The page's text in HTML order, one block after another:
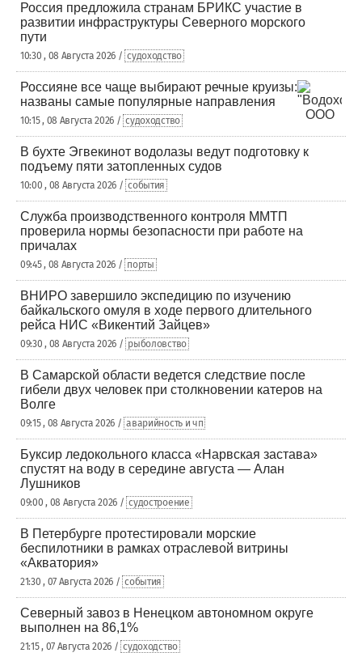
Россия предложила странам БРИКС участие в
развитии инфраструктуры Северного морского
пути
10:30 , 08 Августа 2026 / судоходство
Россияне все чаще выбирают речные круизы:
названы самые популярные направления
10:15 , 08 Августа 2026 / судоходство
В бухте Эгвекинот водолазы ведут подготовку к
подъему пяти затопленных судов
10:00 , 08 Августа 2026 / события
Служба производственного контроля ММТП
проверила нормы безопасности при работе на
причалах
09:45 , 08 Августа 2026 / порты
ВНИРО завершило экспедицию по изучению
байкальского омуля в ходе первого длительного
рейса НИС «Викентий Зайцев»
09:30 , 08 Августа 2026 / рыболовство
В Самарской области ведется следствие после
гибели двух человек при столкновении катеров на
Волге
09:15 , 08 Августа 2026 / аварийность и чп
Буксир ледокольного класса «Нарвская застава»
спустят на воду в середине августа — Алан
Лушников
09:00 , 08 Августа 2026 / судостроение
В Петербурге протестировали морские
беспилотники в рамках отраслевой витрины
«Акватория»
21:30 , 07 Августа 2026 / события
Северный завоз в Ненецком автономном округе
выполнен на 86,1%
21:15 , 07 Августа 2026 / судоходство